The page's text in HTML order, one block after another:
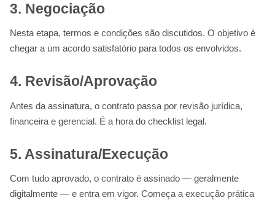
3. Negociação
Nesta etapa, termos e condições são discutidos. O objetivo é
chegar a um acordo satisfatório para todos os envolvidos.
4. Revisão/Aprovação
Antes da assinatura, o contrato passa por revisão jurídica,
financeira e gerencial. É a hora do checklist legal.
5. Assinatura/Execução
Com tudo aprovado, o contrato é assinado — geralmente
digitalmente — e entra em vigor. Começa a execução prática